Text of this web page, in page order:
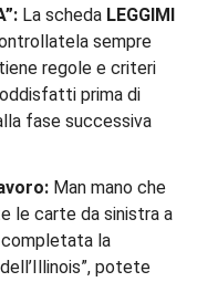
La scheda LEGGIMI
sempre
regole e criteri
prima di
fase successiva
Man mano che
le carte da sinistra a
completata la
potete